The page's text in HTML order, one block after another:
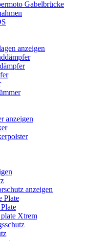
Gabelbrücke
anzeigen
anzeigen
anzeigen
Plate
Xtrem